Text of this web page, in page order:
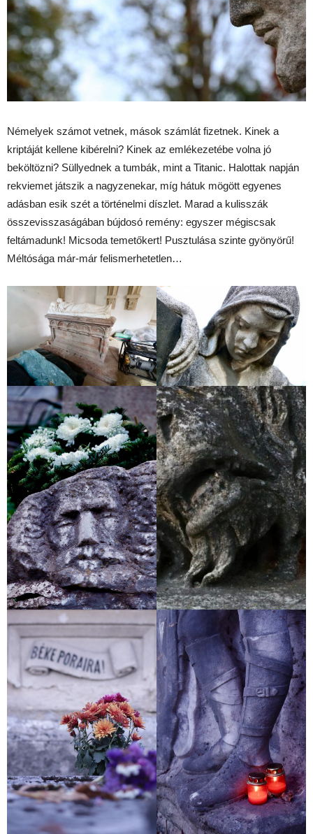
Némelyek számot vetnek, mások számlát fizetnek. Kinek a
kriptáját kellene kibérelni? Kinek az emlékezetébe volna jó
beköltözni? Süllyednek a tumbák, mint a Titanic. Halottak napján
rekviemet játszik a nagyzenekar, míg hátuk mögött egyenes
adásban esik szét a történelmi díszlet. Marad a kulisszák
összevisszaságában bújdosó remény: egyszer mégiscsak
feltámadunk! Micsoda temetőkert! Pusztulása szinte gyönyörű!
Méltósága már-már felismerhetetlen…